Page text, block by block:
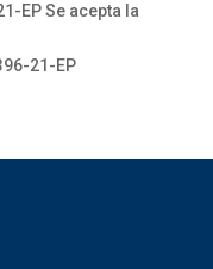
EP Se acepta la
21-EP